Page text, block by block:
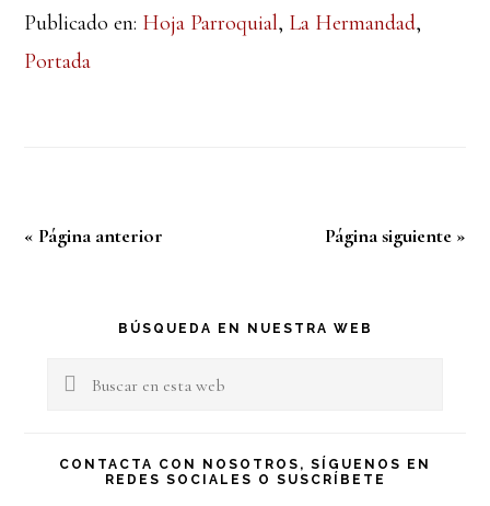
Publicado en: Hoja Parroquial, La Hermandad,
Portada
« Página anterior Página siguiente »
Barra
lateral
BÚSQUEDA EN NUESTRA WEB
Buscar
esta
CONTACTA CON NOSOTROS, SÍGUENOS EN
REDES SOCIALES O SUSCRÍBETE